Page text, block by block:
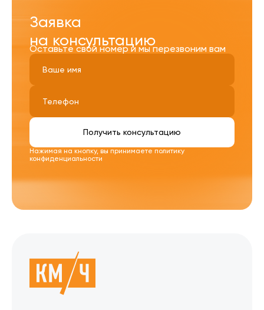
Заявка
на консультацию
Оставьте свой номер и мы перезвоним вам
Нажимая на кнопку, вы принимаете политику
конфиденциальности
Получить консультацию